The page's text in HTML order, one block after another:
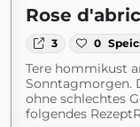
Rose
3 0
Tere hommikust
Sonntagmorgen.
ohne schlechtes
folgendes